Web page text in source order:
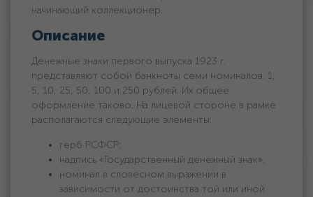
начинающий коллекционер.
Описание
Денежные знаки первого выпуска 1923 г.
представляют собой банкноты семи номиналов: 1,
5, 10, 25, 50, 100 и 250 рублей. Их общее
оформление таково. На лицевой стороне в рамке
располагаются следующие элементы:
герб РСФСР;
надпись «Государственный денежный знак»;
номинал в словесном выражении в
зависимости от достоинства той или иной